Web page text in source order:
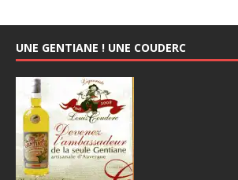
UNE GENTIANE ! UNE COUDERC